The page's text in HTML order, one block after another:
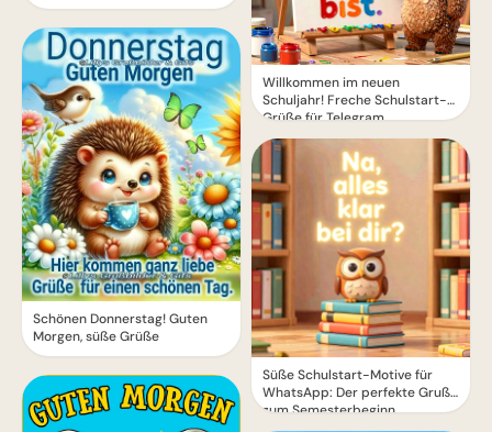
Schönen Donnerstag! Guten
Morgen, süße Grüße
Willkommen im neuen
Schuljahr! Freche Schulstart-
Grüße für Telegram
Süße Schulstart-Motive für
WhatsApp: Der perfekte Gruß
zum Semesterbeginn